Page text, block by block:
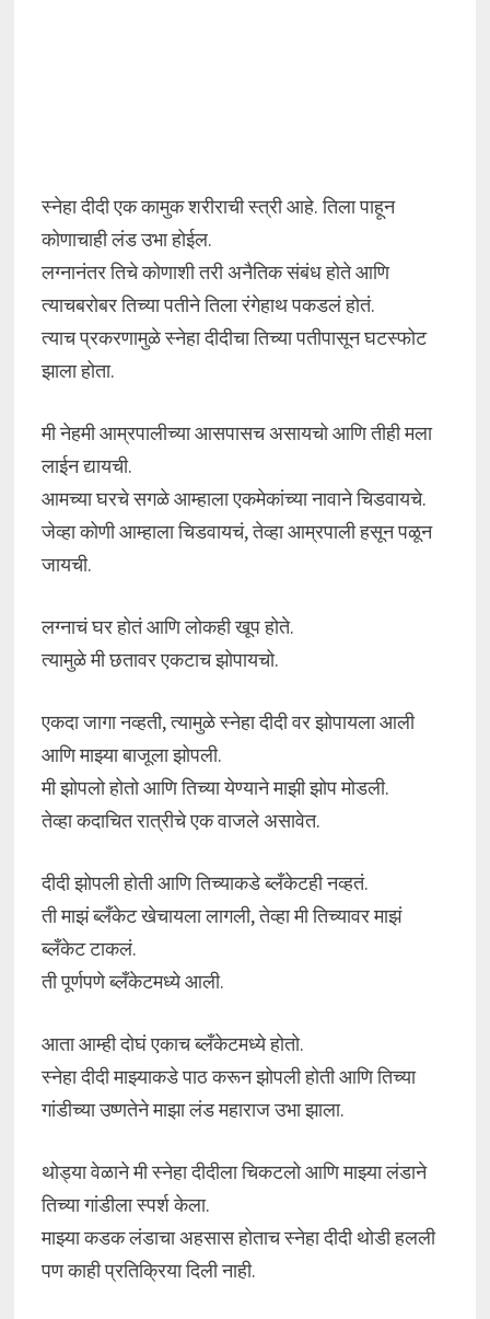
स्नेहा दीदी एक कामुक शरीराची स्त्री आहे. तिला पाहून
कोणाचाही लंड उभा होईल.
लग्नानंतर तिचे कोणाशी तरी अनैतिक संबंध होते आणि
त्याचबरोबर तिच्या पतीने तिला रंगेहाथ पकडलं होतं.
त्याच प्रकरणामुळे स्नेहा दीदीचा तिच्या पतीपासून घटस्फोट
झाला होता.
मी नेहमी आम्रपालीच्या आसपासच असायचो आणि तीही मला
लाईन द्यायची.
आमच्या घरचे सगळे आम्हाला एकमेकांच्या नावाने चिडवायचे.
जेव्हा कोणी आम्हाला चिडवायचं, तेव्हा आम्रपाली हसून पळून
जायची.
लग्नाचं घर होतं आणि लोकही खूप होते.
त्यामुळे मी छतावर एकटाच झोपायचो.
एकदा जागा नव्हती, त्यामुळे स्नेहा दीदी वर झोपायला आली
आणि माझ्या बाजूला झोपली.
मी झोपलो होतो आणि तिच्या येण्याने माझी झोप मोडली.
तेव्हा कदाचित रात्रीचे एक वाजले असावेत.
दीदी झोपली होती आणि तिच्याकडे ब्लँकेटही नव्हतं.
ती माझं ब्लँकेट खेचायला लागली, तेव्हा मी तिच्यावर माझं
ब्लँकेट टाकलं.
ती पूर्णपणे ब्लँकेटमध्ये आली.
आता आम्ही दोघं एकाच ब्लँकेटमध्ये होतो.
स्नेहा दीदी माझ्याकडे पाठ करून झोपली होती आणि तिच्या
गांडीच्या उष्णतेने माझा लंड महाराज उभा झाला.
थोड्या वेळाने मी स्नेहा दीदीला चिकटलो आणि माझ्या लंडाने
तिच्या गांडीला स्पर्श केला.
माझ्या कडक लंडाचा अहसास होताच स्नेहा दीदी थोडी हलली
पण काही प्रतिक्रिया दिली नाही.